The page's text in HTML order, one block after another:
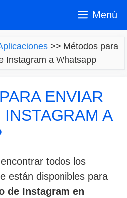
Menú
>> Métodos para
Instagram a Whatsapp
ENVIAR
A
todos los
están disponibles para
de Instagram en